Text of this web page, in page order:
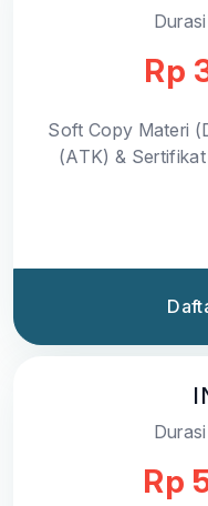
Rp
Soft Copy Materi
(ATK) &
Rp